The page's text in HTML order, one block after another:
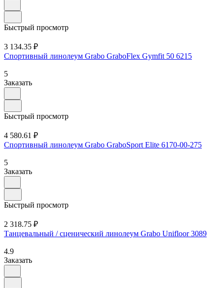
Быстрый просмотр
3 134.35 ₽
Спортивный линолеум Grabo GraboFlex Gymfit 50 6215
5
Заказать
Быстрый просмотр
4 580.61 ₽
Спортивный линолеум Grabo GraboSport Elite 6170-00-275
5
Заказать
Быстрый просмотр
2 318.75 ₽
Танцевальный / сценический линолеум Grabo Unifloor 3089
4.9
Заказать